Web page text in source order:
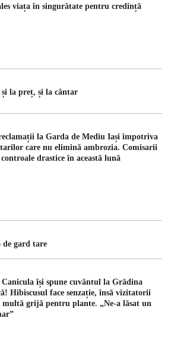
viața în singurătate pentru credință
și la preț, și la cântar
la Garda de Mediu Iași împotriva
care nu elimină ambrozia. Comisarii
drastice în această lună
de gard tare
Canicula își spune cuvântul la Grădina
Hibiscusul face senzație, însă vizitatorii
multă grijă pentru plante. „Ne-a lăsat un